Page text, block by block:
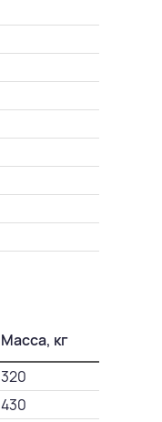
Масса, кг
320
430